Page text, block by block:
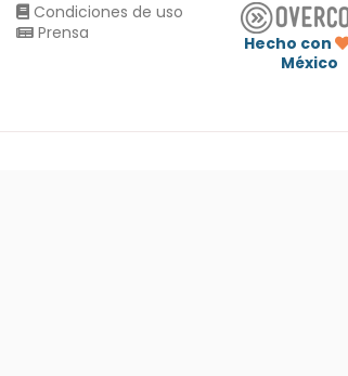
Condiciones de uso
Prensa
Hecho con
México